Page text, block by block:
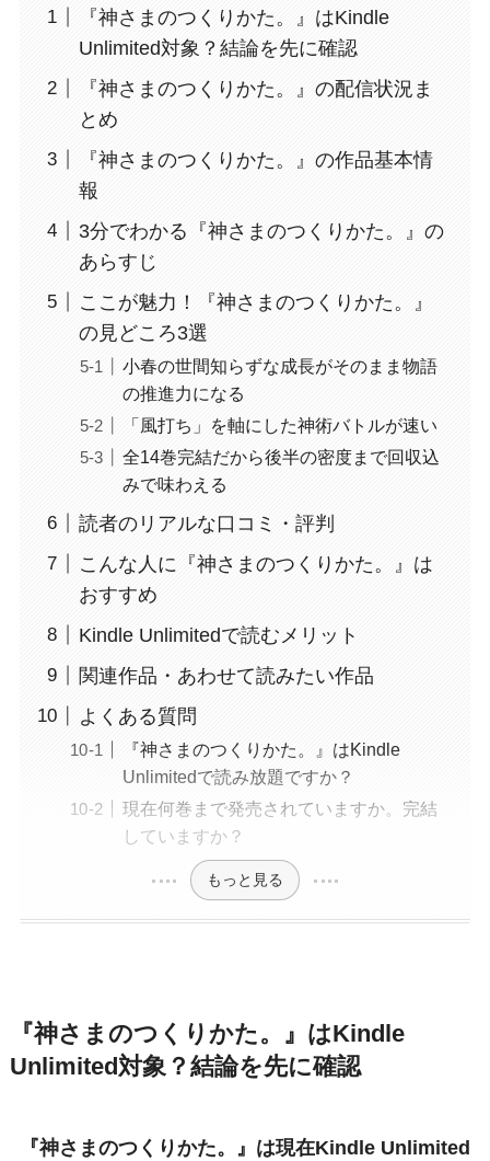
『神さまのつくりかた。』はKindle
Unlimited対象？結論を先に確認
『神さまのつくりかた。』の配信状況ま
とめ
『神さまのつくりかた。』の作品基本情
報
3分でわかる『神さまのつくりかた。』の
あらすじ
ここが魅力！『神さまのつくりかた。』
の見どころ3選
小春の世間知らずな成長がそのまま物語
の推進力になる
「風打ち」を軸にした神術バトルが速い
全14巻完結だから後半の密度まで回収込
みで味わえる
読者のリアルな口コミ・評判
こんな人に『神さまのつくりかた。』は
おすすめ
Kindle Unlimitedで読むメリット
関連作品・あわせて読みたい作品
よくある質問
『神さまのつくりかた。』はKindle
Unlimitedで読み放題ですか？
現在何巻まで発売されていますか。完結
していますか？
もっと見る
『神さまのつくりかた。』はKindle
Unlimited対象？結論を先に確認
『神さまのつくりかた。』は現在Kindle Unlimited